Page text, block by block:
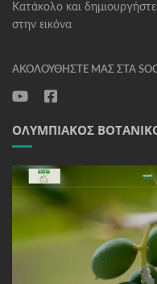
Κατάκολο και
στην εικόνα
ΑΚΟΛΟΥΘΉΣΤΕ ΜΑΣ ΣΤΑ
ΟΛΥΜΠΙΑΚΌΣ